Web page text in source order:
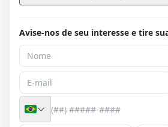
Avise-nos de seu interesse e tire